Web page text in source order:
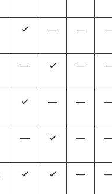
4 — —
— 4 —
4 — —
— 4 —
4 4 —